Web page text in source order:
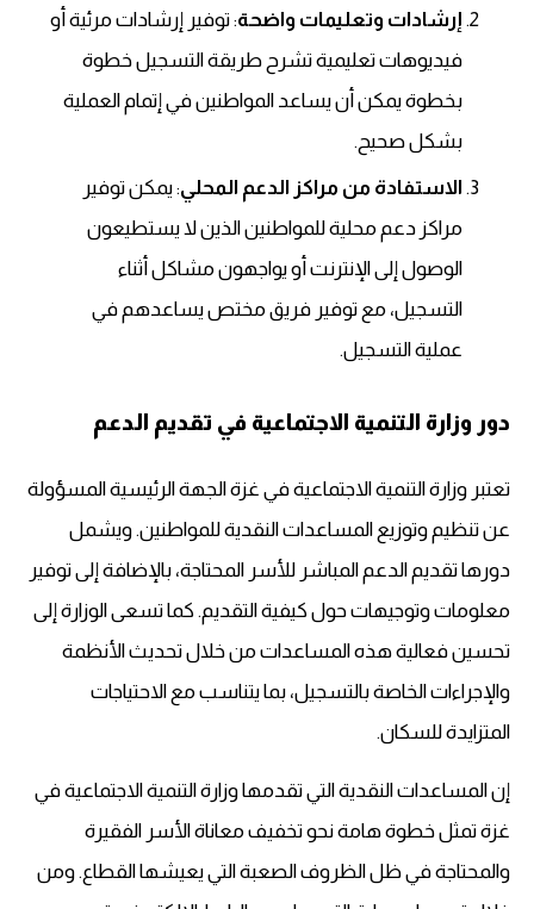
إرشادات وتعليمات واضحة: توفير إرشادات مرئية أو
فيديوهات تعليمية تشرح طريقة التسجيل خطوة
بخطوة يمكن أن يساعد المواطنين في إتمام العملية
بشكل صحيح.
الاستفادة من مراكز الدعم المحلي: يمكن توفير
مراكز دعم محلية للمواطنين الذين لا يستطيعون
الوصول إلى الإنترنت أو يواجهون مشاكل أثناء
التسجيل، مع توفير فريق مختص يساعدهم في
عملية التسجيل.
دور وزارة التنمية الاجتماعية في تقديم الدعم
تعتبر وزارة التنمية الاجتماعية في غزة الجهة الرئيسية المسؤولة
عن تنظيم وتوزيع المساعدات النقدية للمواطنين. ويشمل
دورها تقديم الدعم المباشر للأسر المحتاجة، بالإضافة إلى توفير
معلومات وتوجيهات حول كيفية التقديم. كما تسعى الوزارة إلى
تحسين فعالية هذه المساعدات من خلال تحديث الأنظمة
والإجراءات الخاصة بالتسجيل، بما يتناسب مع الاحتياجات
المتزايدة للسكان.
إن المساعدات النقدية التي تقدمها وزارة التنمية الاجتماعية في
غزة تمثل خطوة هامة نحو تخفيف معاناة الأسر الفقيرة
والمحتاجة في ظل الظروف الصعبة التي يعيشها القطاع. ومن